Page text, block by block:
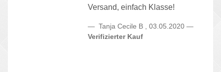
Versand, einfach Klasse!
Tanja Cecile B
03.05.2020
Verifizierter Kauf